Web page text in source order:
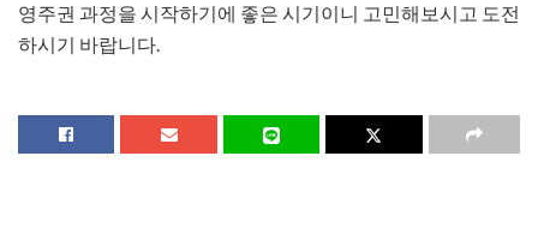
영주권 과정을 시작하기에 좋은 시기이니 고민해보시고 도전
하시기 바랍니다.